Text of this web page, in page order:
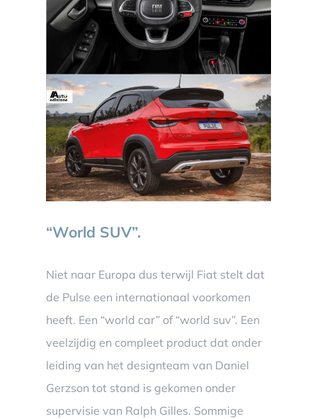
“World SUV”.
Niet naar Europa dus terwijl Fiat stelt dat
de Pulse een internationaal voorkomen
heeft. Een “world car” of “world suv”. Een
veelzijdig en compleet product dat onder
leiding van het designteam van Daniel
Gerzson tot stand is gekomen onder
supervisie van Ralph Gilles. Sommige